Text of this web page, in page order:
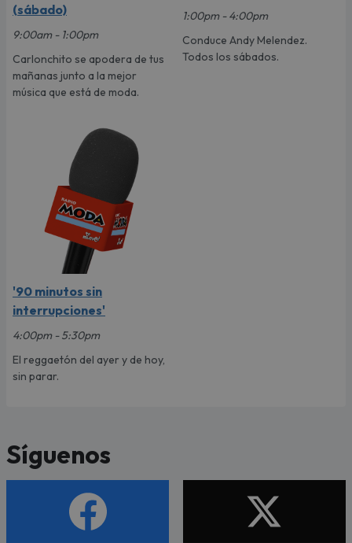
(sábado)
9:00am - 1:00pm
Carlonchito se apodera de tus
mañanas junto a la mejor
música que está de moda.
1:00pm - 4:00pm
Conduce Andy Melendez.
Todos los sábados.
'90 minutos sin
interrupciones'
4:00pm - 5:30pm
El reggaetón del ayer y de hoy,
sin parar.
Síguenos